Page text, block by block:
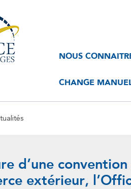
Navigation
Navigation
NOUS
CHANGE
d’une
extérieur,